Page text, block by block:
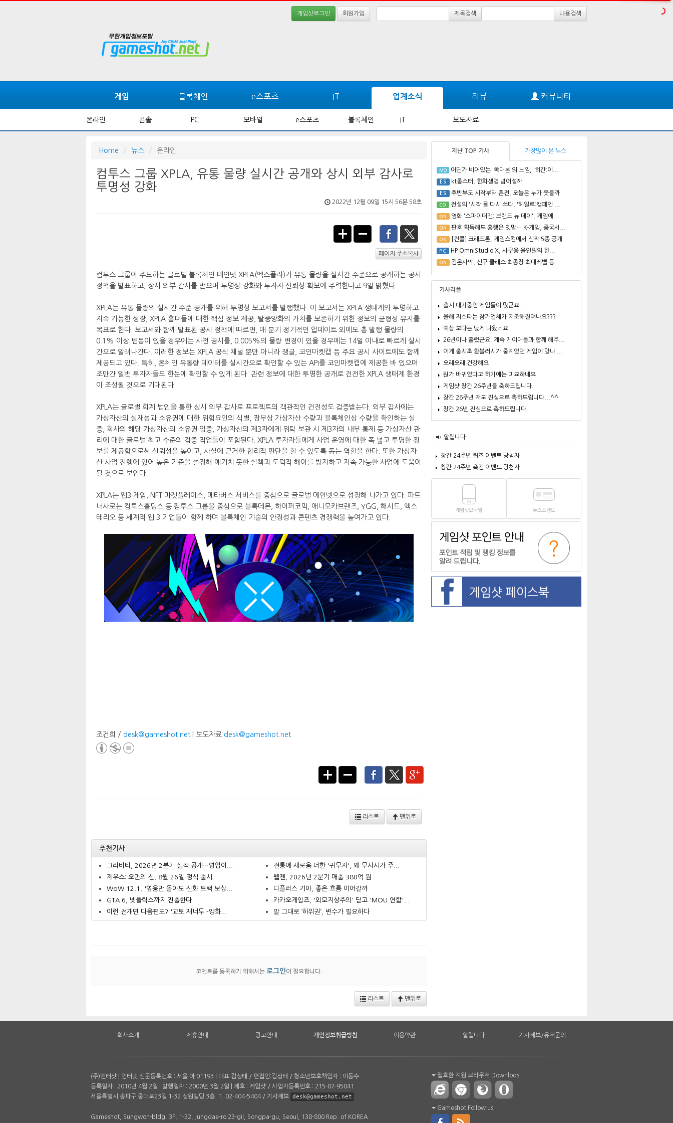
게임샷로그인 회원가입 제목검색 내용검색
게임 블록체인 e스포츠 IT 업계소식 리뷰 커뮤니티
온라인 콘솔 PC 모바일 e스포츠 블록체인 IT 보도자료
Home 뉴스 온라인
컴투스 그룹 XPLA, 유통 물량 실시간 공개와 상시 외부 감사로
투명성 강화
2022년 12월 09일 15시 56분 58초
페이지 주소복사
컴투스 그룹이 주도하는 글로벌 블록체인 메인넷 XPLA(엑스플라)가 유통 물량을 실시간 수준으로 공개하는 공시
정책을 발표하고, 상시 외부 감사를 받으며 투명성 강화와 투자자 신뢰성 확보에 주력한다고 9일 밝혔다.
XPLA는 유통 물량의 실시간 수준 공개를 위해 투명성 보고서를 발행했다. 이 보고서는 XPLA 생태계의 투명하고
지속 가능한 성장, XPLA 홀더들에 대한 핵심 정보 제공, 탈중앙화의 가치를 보존하기 위한 정보의 균형성 유지를
목표로 한다. 보고서와 함께 발표된 공시 정책에 따르면, 매 분기 정기적인 업데이트 외에도 총 발행 물량의
0.1% 이상 변동이 있을 경우에는 사전 공시를, 0.005%의 물량 변경이 있을 경우에는 14일 이내로 빠르게 실시
간으로 알려나간다. 이러한 정보는 XPLA 공식 채널 뿐만 아니라 쟁글, 코인마켓캡 등 주요 공시 사이트에도 함께
제공되고 있다. 특히, 온체인 유통량 데이터를 실시간으로 확인할 수 있는 API를 코인마켓캡에 제공한 바 있으며
조만간 일반 투자자들도 한눈에 확인할 수 있게 된다. 관련 정보에 대한 투명한 공개로 건전한 XPLA 생태계 환경
이 조성될 것으로 기대된다.
XPLA는 글로벌 회계 법인을 통한 상시 외부 감사로 프로젝트의 객관적인 건전성도 검증받는다. 외부 감사에는
가상자산의 실재성과 소유권에 대한 위험요인의 식별, 장부상 가상자산 수량과 블록체인상 수량을 확인하는 실
증, 회사의 해당 가상자산의 소유권 입증, 가상자산의 제3자에게 위탁 보관 시 제3자의 내부 통제 등 가상자산 관
리에 대한 글로벌 최고 수준의 검증 작업들이 포함된다. XPLA 투자자들에게 사업 운영에 대한 폭 넓고 투명한 정
보를 제공함으로써 신뢰성을 높이고, 사실에 근거한 합리적 판단을 할 수 있도록 돕는 역할을 한다. 또한 가상자
산 사업 진행에 있어 높은 기준을 설정해 예기치 못한 실책과 도덕적 해이를 방지하고 지속 가능한 사업에 도움이
될 것으로 보인다.
XPLA는 웹3 게임, NFT 마켓플레이스, 메타버스 서비스를 중심으로 글로벌 메인넷으로 성장해 나가고 있다. 파트
너사로는 컴투스홀딩스 등 컴투스 그룹을 중심으로 블록데몬, 하이퍼코믹, 애니모카브랜즈, YGG, 해시드, 엑스
테리오 등 세계적 웹 3 기업들이 함께 하며 블록체인 기술의 안정성과 콘텐츠 경쟁력을 높여가고 있다.​
조건희 / desk@gameshot.net | 보도자료 desk@gameshot.net
리스트 맨위로
추천기사
그라비티, 2026년 2분기 실적 공개…영업이...
제우스: 오만의 신, 8월 26일 정식 출시
WoW 12.1, '영웅만 돌아도 신화 트랙 보상...
GTA 6, 넷플릭스까지 진출한다
이런 전개면 다음편도? '교토 재너두 -앵화...
전통에 새로움 더한 '귀무자', 왜 무사시가 주...
웹젠, 2026년 2분기 매출 380억 원
디플러스 기아, 좋은 흐름 이어갈까
카카오게임즈, '외모지상주의' 딛고 'MOU 연합'...
말 그대로 ‘하위권’, 변수가 필요하다
코멘트를 등록하기 위해서는 로그인이 필요합니다.
리스트 맨위로
지난 TOP 기사 가장많이 본 뉴스
MO 어딘가 비어있는 '쪽대본'의 느낌, '히간:이...
ES kt롤스터, 한화생명 넘어설까
ES 후반부도 시작부터 혼전, 오늘은 누가 웃을까
CO 전설의 '시작'을 다시 쓰다, '헤일로:캠페인 ...
ON 영화 '스파이더맨: 브랜드 뉴 데이', 게임에...
ON 판호 획득해도 흥행은 옛말… K-게임, 중국서...
ON [컨콜] 크래프톤, 게임스컴에서 신작 5종 공개
PC HP OmniStudio X, 사무용 올인원의 한...
ON 검은사막, 신규 클래스·최종장·최대레벨 등...
기사리플
출시 대기중인 게임들이 많군요...
올해 지스타는 참가업체가 저조해질려나요???
예상 보다는 낮게 나왔네요
26년이나 흘렀군요. 계속 게이머들과 함께 해주...
이게 출시초 환불러시가 줄지었던 게임이 맞나 ...
오래오래 건강해요
뭔가 바뀌었다고 하기에는 미묘하네요
게임샷 창간 26주년을 축하드립니다.
창간 26주년 저도 진심으로 축하드립니다...^^
창간 26년 진심으로 축하드립니다.
알립니다
창간 24주년 퀴즈 이벤트 당첨자
창간 24주년 축전 이벤트 당첨자
게임샷모바일 뉴스스탠드
회사소개 제휴안내 광고안내 개인정보취급방침 이용약관 알립니다 기사제보/유저문의
(주)엔터샷 | 인터넷 신문등록번호 : 서울 아 01193 | 대표:김성태 / 편집인:김성태 / 청소년보호책임자 : 이동수
등록일자 : 2010년 4월 2일 | 발행일자 : 2000년 3월 2일 | 제호 : 게임샷 / 사업자등록번호 : 215-87-95041
서울특별시 송파구 중대로23길 1-32 성원빌딩 3층. T. 02-404-5404 / 기사제보 desk@gameshot.net
Gameshot, Sungwon-bldg. 3F, 1-32, Jungdae-ro 23-gil, Songpa-gu, Seoul, 138-800 Rep. of KOREA
웹호환 지원 브라우저 Downlods
Gameshot Follow us